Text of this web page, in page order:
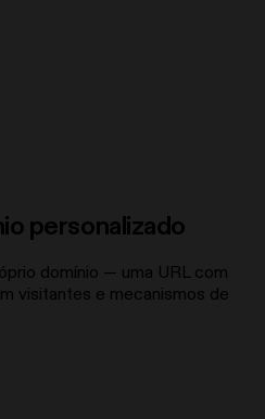
personalizado
domínio — uma URL com
visitantes e mecanismos de